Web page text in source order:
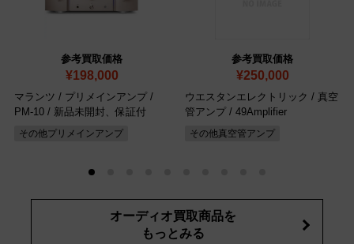
参考買取価格
¥198,000
マランツ / プリメインアンプ /
PM-10 / 新品未開封、保証付
その他プリメインアンプ
参考買取価格
¥250,000
ウエスタンエレクトリック / 真空
管アンプ / 49Amplifier
その他真空管アンプ
オーディオ買取商品を
もっとみる